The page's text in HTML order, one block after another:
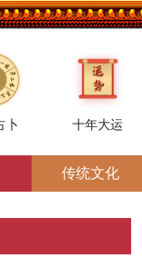
卜 十年大运
传统文化